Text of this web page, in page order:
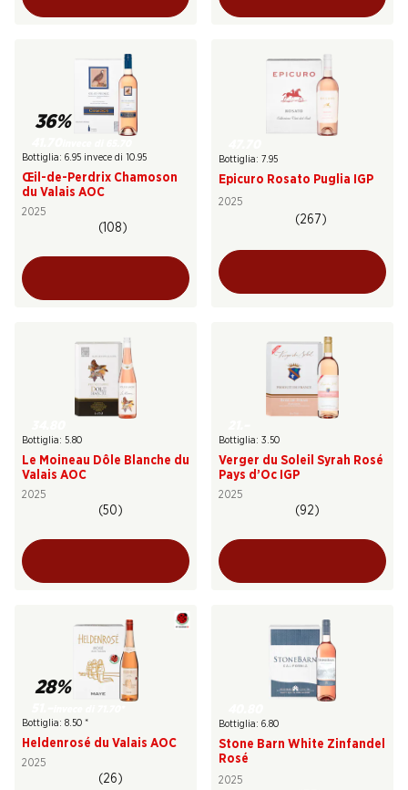
36%
Bottiglia: 6.95 invece di 10.95
Œil-de-Perdrix Chamoson
du Valais AOC
2025
(108)
Bottiglia: 7.95
Epicuro Rosato Puglia IGP
2025
(267)
Bottiglia: 5.80
Le Moineau Dôle Blanche du
Valais AOC
2025
(50)
Bottiglia: 3.50
Verger du Soleil Syrah Rosé
Pays d’Oc IGP
2025
(92)
28%
Bottiglia: 8.50 *
Heldenrosé du Valais AOC
2025
(26)
Bottiglia: 6.80
Stone Barn White Zinfandel
Rosé
2025